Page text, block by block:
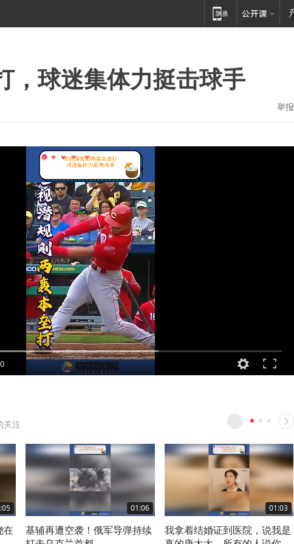
，球迷集体力挺击球手
举报
关注
在
01:06
基辅再遭空袭！俄军导弹持续
01:03
我拿着结婚证到医院，说我是